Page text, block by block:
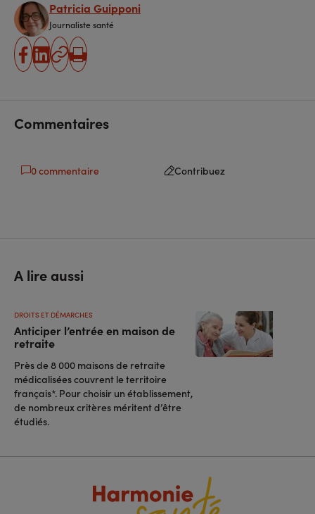
Patricia Guipponi
Journaliste santé
partager
partager
Copier
Imprimer
Commentaires
0 commentaire Contribuez
A lire aussi
Anticiper l’entrée en maison de
retraite
DROITS ET DÉMARCHES
Près de 8 000 maisons de retraite
médicalisées couvrent le territoire
français*. Pour choisir un établissement,
de nombreux critères méritent d’être
étudiés.